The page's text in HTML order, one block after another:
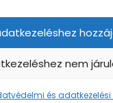
nem
és
és